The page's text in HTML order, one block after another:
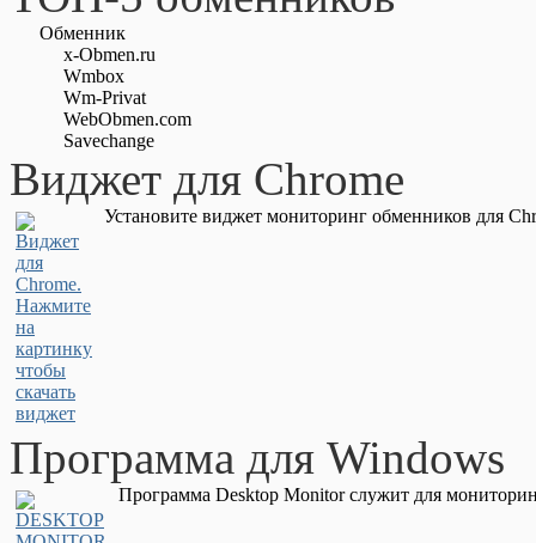
Обменник
x-Obmen.ru
Wmbox
Wm-Privat
WebObmen.com
Savechange
Виджет для Chrome
Установите виджет мониторинг обменников для
Программа для Windows
Программа Desktop Monitor служит для